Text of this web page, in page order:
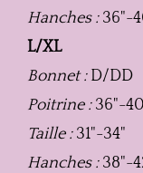
Hanches :36"-
L/XL
Bonnet :D/DD
Poitrine :36"-
Taille :31"-34"
Hanches :38"-